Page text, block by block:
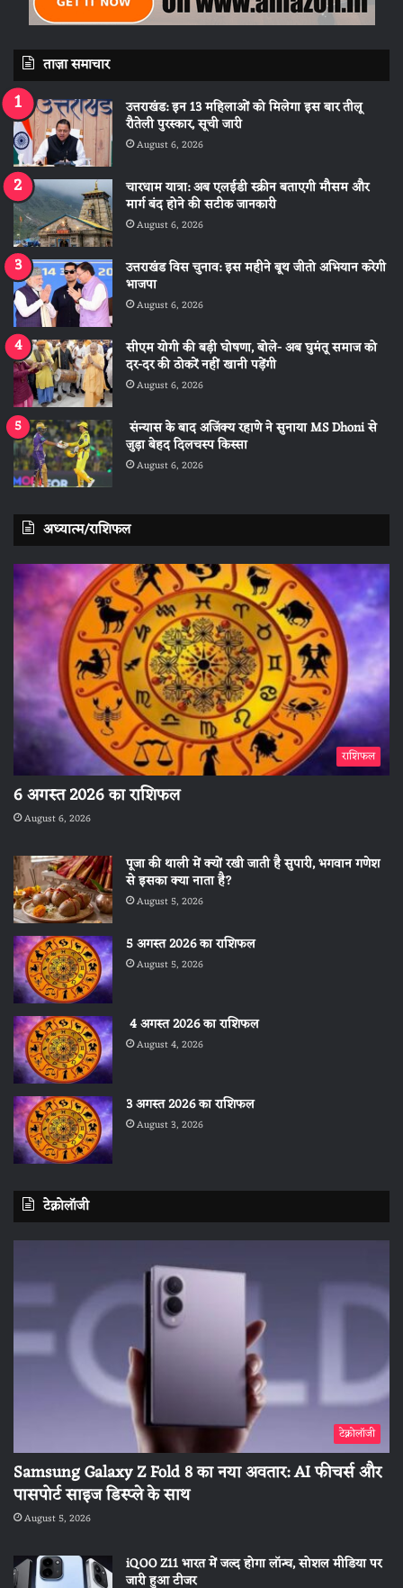
ताज़ा समाचार
उत्तराखंड: इन 13 महिलाओं को मिलेगा इस बार तीलू
रौतेली पुरस्कार, सूची जारी
August 6, 2026
चारधाम यात्रा: अब एलईडी स्क्रीन बताएगी मौसम और
मार्ग बंद होने की सटीक जानकारी
August 6, 2026
उत्तराखंड विस चुनाव: इस महीने बूथ जीतो अभियान करेगी
भाजपा
August 6, 2026
सीएम योगी की बड़ी घोषणा, बोले- अब घुमंतू समाज को
दर-दर की ठोकरें नहीं खानी पड़ेंगी
August 6, 2026
संन्यास के बाद अजिंक्‍य रहाणे ने सुनाया MS Dhoni से
जुड़ा बेहद दिलचस्प किस्सा
August 6, 2026
अध्यात्म/राशिफल
राशिफल
6 अगस्त 2026 का राशिफल
August 6, 2026
पूजा की थाली में क्यों रखी जाती है सुपारी, भगवान गणेश
से इसका क्या नाता है?
August 5, 2026
5 अगस्त 2026 का राशिफल
August 5, 2026
4 अगस्त 2026 का राशिफल
August 4, 2026
3 अगस्त 2026 का राशिफल
August 3, 2026
टेक्नोलॉजी
टेक्नोलॉजी
Samsung Galaxy Z Fold 8 का नया अवतार: AI फीचर्स और
पासपोर्ट साइज डिस्प्ले के साथ
August 5, 2026
iQOO Z11 भारत में जल्द होगा लॉन्च, सोशल मीडिया पर
जारी हुआ टीजर